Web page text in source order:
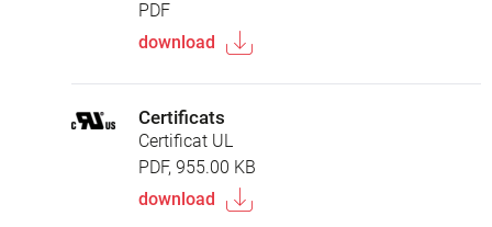
PDF
download
Certificats
Certificat UL
PDF, 955.00 KB
download